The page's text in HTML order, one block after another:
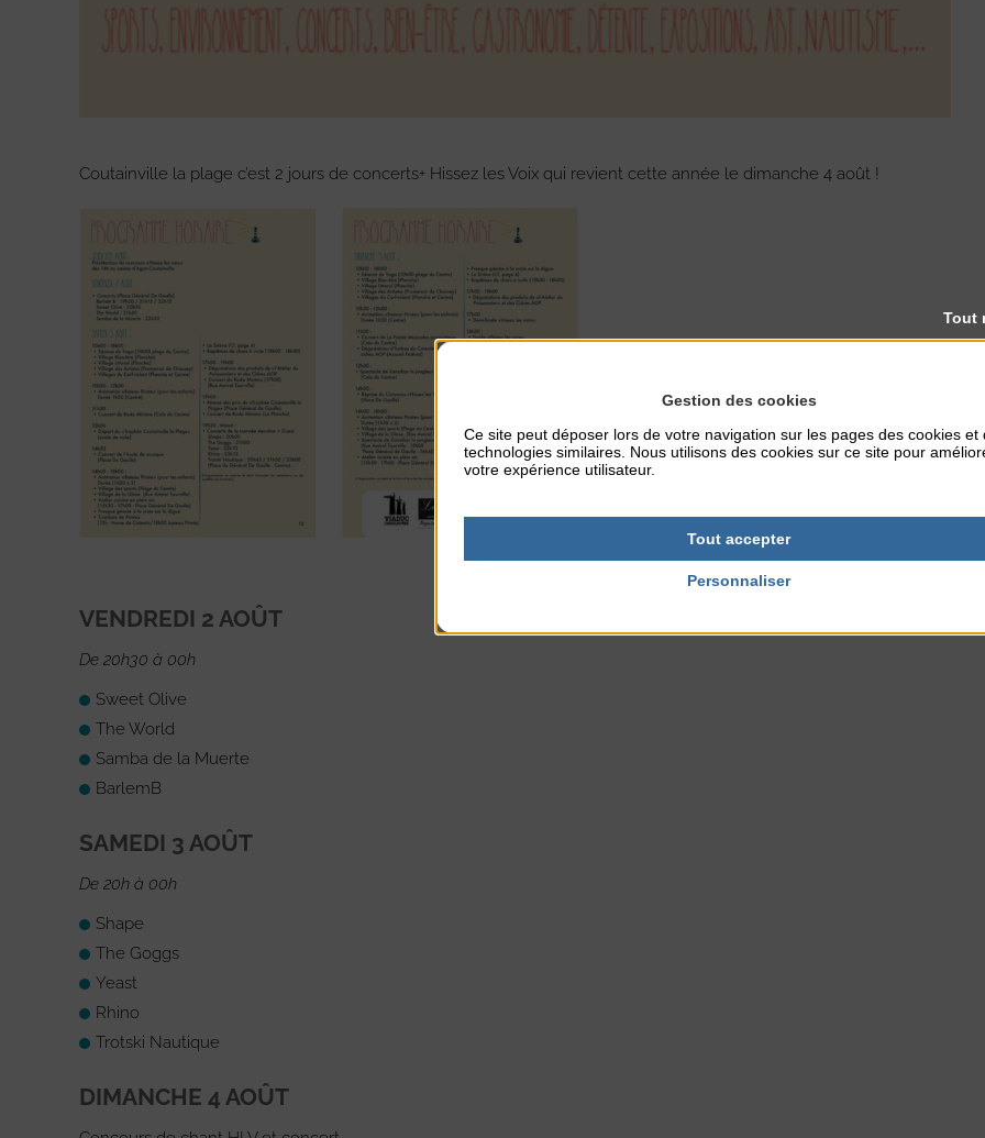
Coutainville la plage c’est 2 jours de concerts+ Hissez les Voix qui revient cette année le dimanche 4 août !
VENDREDI 2 AOÛT
De 20h30 à 00h
Sweet Olive
The World
Samba de la Muerte
BarlemB
SAMEDI 3 AOÛT
De 20h à 00h
Shape
The Goggs
Yeast
Rhino
Trotski Nautique
DIMANCHE 4 AOÛT
Gestion des cookies
Ce site peut déposer lors de votre navigation sur les pages des cookies et
technologies similaires. Nous utilisons des cookies sur ce site pour
votre expérience utilisateur.
Tout accepter
Tout
Personnaliser